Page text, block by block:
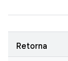
Retorna